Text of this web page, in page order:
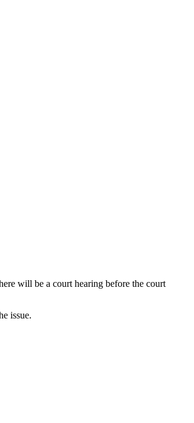
will be a court hearing before the court
issue.